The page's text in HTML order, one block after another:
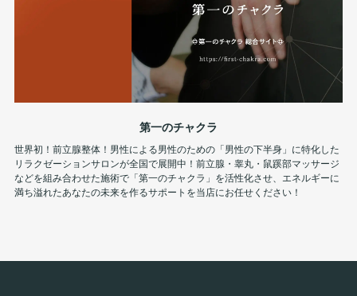
第一のチャクラ
世界初！前立腺整体！男性による男性のための「男性の下半身」に特化した
リラクゼーションサロンが全国で展開中！前立腺・睾丸・鼠蹊部マッサージ
などを組み合わせた施術で「第一のチャクラ」を活性化させ、エネルギーに
満ち溢れたあなたの未来を作るサポートを当店にお任せください！